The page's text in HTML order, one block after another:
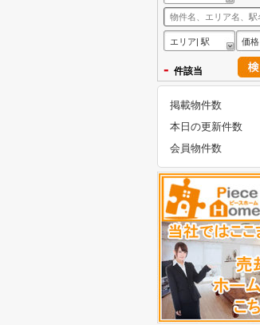
エリア| 駅 価格
- 件該当
掲載物件数
本日の更新件数
会員物件数